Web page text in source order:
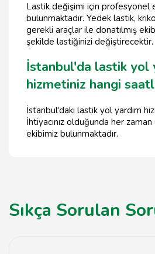
Lastik değişimi için profesyonel
bulunmaktadır. Yedek lastik,
gerekli araçlar ile donatılmış
şekilde lastiğinizi değiştirecektir.
İstanbul'da lastik yol
hizmetiniz hangi
İstanbul'daki lastik yol yardım
İhtiyacınız olduğunda her
ekibimiz bulunmaktadır.
Sıkça Sorulan